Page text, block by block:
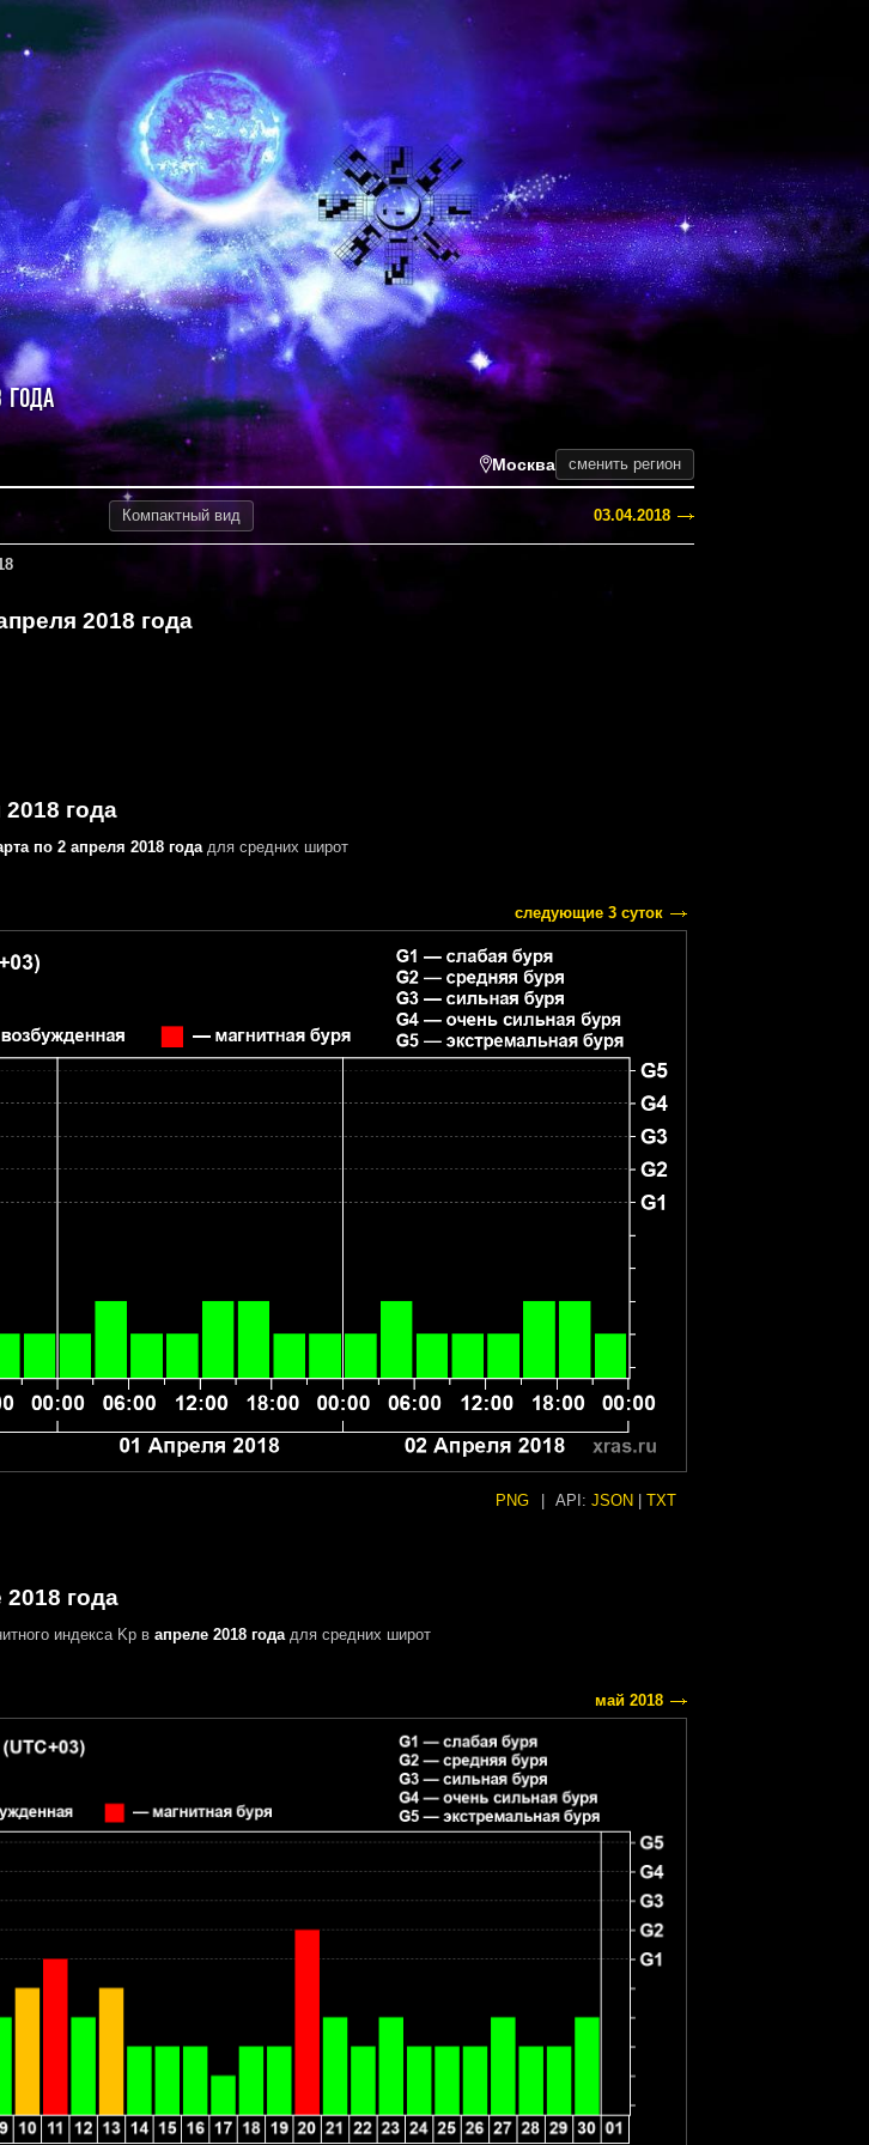
ГОДА
Москва сменить регион
Компактный вид 03.04.2018
2018 года
года
по 2 апреля 2018 годадля средних широт
следующие 3 суток
PNG API: JSON TXT
года
индекса Kp в апреле 2018 годадля средних широт
май 2018